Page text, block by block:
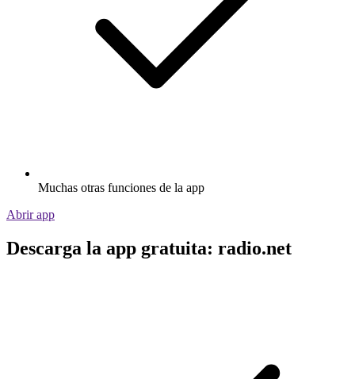
Muchas otras funciones de la app
Abrir app
Descarga la app gratuita: radio.net